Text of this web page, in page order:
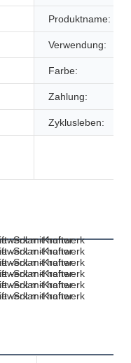
Produktname:
Verwendung:
Farbe:
Zahlung:
Zyklusleben: